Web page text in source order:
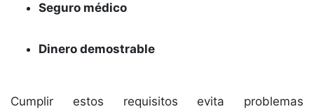
Seguro médico
Dinero demostrable
Cumplir estos requisitos evita problemas